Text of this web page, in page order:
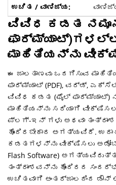
ವಿವಿಧ ಕಡತ
ಮಾಹಿತಿಯನ್ನು
ಈ ಜಾಲತಾಣವು ಒದಗಿಸುವ
ಫಾರ್ಮ್ಯಾಟ್ (PDF), ವರ್ಡ್,
ವಿವಿಧ ಕಡತ (ಫೈಲ್
ಮಾಹಿತಿಯನ್ನು ಸರಿಯಾಗಿ
ಪ್ಲಗ್-ಇನ್ ಗಳು ಅಥವಾ ತಂತ್ರಾಂಶ
ಹೊಂದಿರಬೇಕಾದ ಅಗತ್ಯವಿದೆ.
ಕಡತಗಳನ್ನು ವೀಕ್ಷಿಸಲು ಅಡೋಬ್
Flash Software)
ತಂತ್ರಾಂಶವನ್ನು ಹೊಂದಿರದ
ಉಚಿತವಾಗಿ ಅಂತರ್ಜಾಲದಿಂದ ಡೌನ್